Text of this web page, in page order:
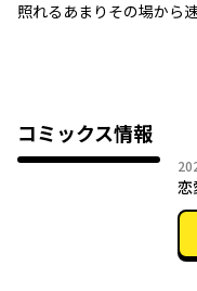
照れるあまりその場から
の日々には、なぜか先生
コミックス情報
恋